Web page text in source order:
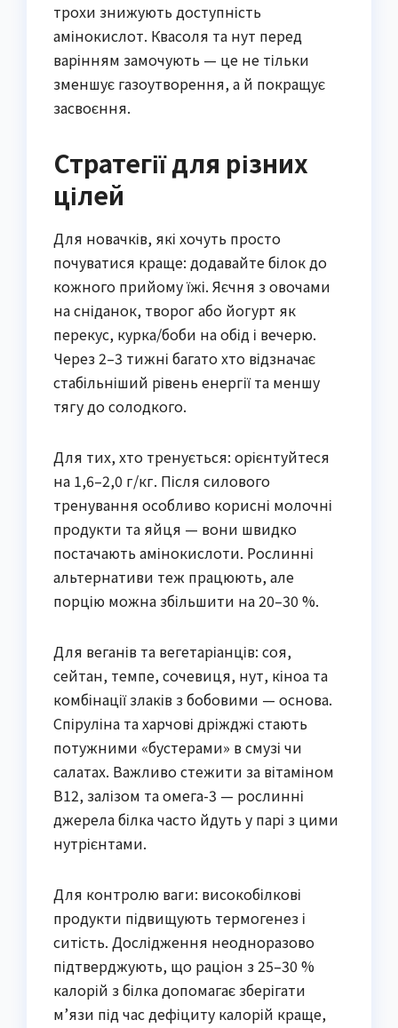
трохи знижують доступність
амінокислот. Квасоля та нут перед
варінням замочують — це не тільки
зменшує газоутворення, а й покращує
засвоєння.
Стратегії для різних
цілей
Для новачків, які хочуть просто
почуватися краще: додавайте білок до
кожного прийому їжі. Яєчня з овочами
на сніданок, творог або йогурт як
перекус, курка/боби на обід і вечерю.
Через 2–3 тижні багато хто відзначає
стабільніший рівень енергії та меншу
тягу до солодкого.
Для тих, хто тренується: орієнтуйтеся
на 1,6–2,0 г/кг. Після силового
тренування особливо корисні молочні
продукти та яйця — вони швидко
постачають амінокислоти. Рослинні
альтернативи теж працюють, але
порцію можна збільшити на 20–30 %.
Для веганів та вегетаріанців: соя,
сейтан, темпе, сочевиця, нут, кіноа та
комбінації злаків з бобовими — основа.
Спіруліна та харчові дріжджі стають
потужними «бустерами» в смузі чи
салатах. Важливо стежити за вітаміном
B12, залізом та омега-3 — рослинні
джерела білка часто йдуть у парі з цими
нутрієнтами.
Для контролю ваги: високобілкові
продукти підвищують термогенез і
ситість. Дослідження неодноразово
підтверджують, що раціон з 25–30 %
калорій з білка допомагає зберігати
м’язи під час дефіциту калорій краще,